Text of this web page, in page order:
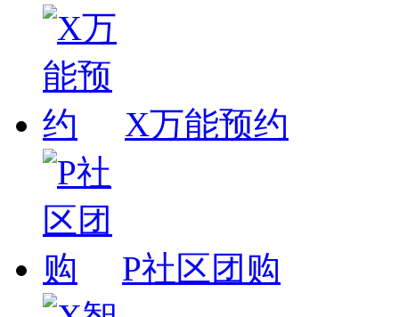
X万能预约
P社区团购